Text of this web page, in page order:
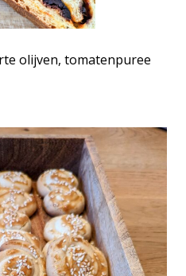
olijven, tomatenpuree